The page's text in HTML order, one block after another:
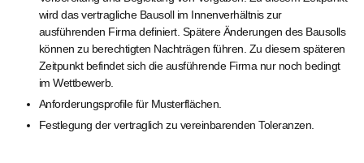
wird das vertragliche Bausoll im Innenverhältnis zur
ausführenden Firma definiert. Spätere Änderungen des Bausolls
können zu berechtigten Nachträgen führen. Zu diesem späteren
Zeitpunkt befindet sich die ausführende Firma nur noch bedingt
im Wettbewerb.
Anforderungsprofile für Musterflächen.
Festlegung der vertraglich zu vereinbarenden Toleranzen.